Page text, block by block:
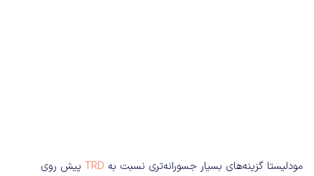
مودلیستا گزینه‌های بسیار جسورانه‌تری نسبت به TRD پیش روی